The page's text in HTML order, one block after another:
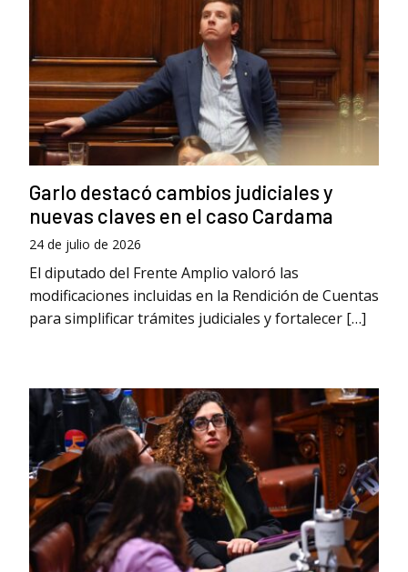
Garlo destacó cambios judiciales y
nuevas claves en el caso Cardama
24 de julio de 2026
El diputado del Frente Amplio valoró las
modificaciones incluidas en la Rendición de Cuentas
para simplificar trámites judiciales y fortalecer […]